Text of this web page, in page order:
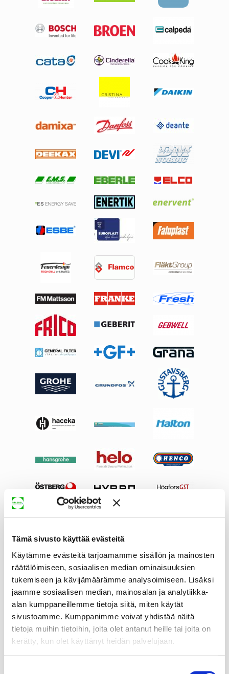
Tämä sivusto käyttää evästeitä
Käytämme evästeitä tarjoamamme sisällön ja mainosten
räätälöimiseen, sosiaalisen median ominaisuuksien
tukemiseen ja kävijämäärämme analysoimiseen. Lisäksi
jaamme sosiaalisen median, mainosalan ja analytiikka-
alan kumppaneillemme tietoja siitä, miten käytät
sivustoamme. Kumppanimme voivat yhdistää näitä
tietoja muihin tietoihin, joita olet antanut heille tai joita on
kerätty, kun olet käyttänyt heidän palvelujaan.